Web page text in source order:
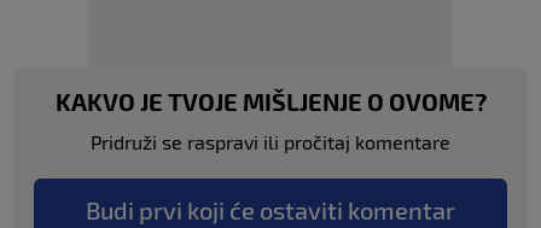
KAKVO JE TVOJE MIŠLJENJE O OVOME?
Pridruži se raspravi ili pročitaj komentare
Budi prvi koji će ostaviti komentar